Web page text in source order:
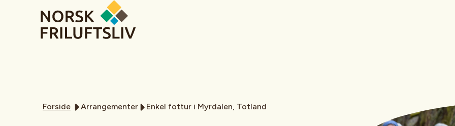
Forside Arrangementer Enkel fottur i Myrdalen, Totland